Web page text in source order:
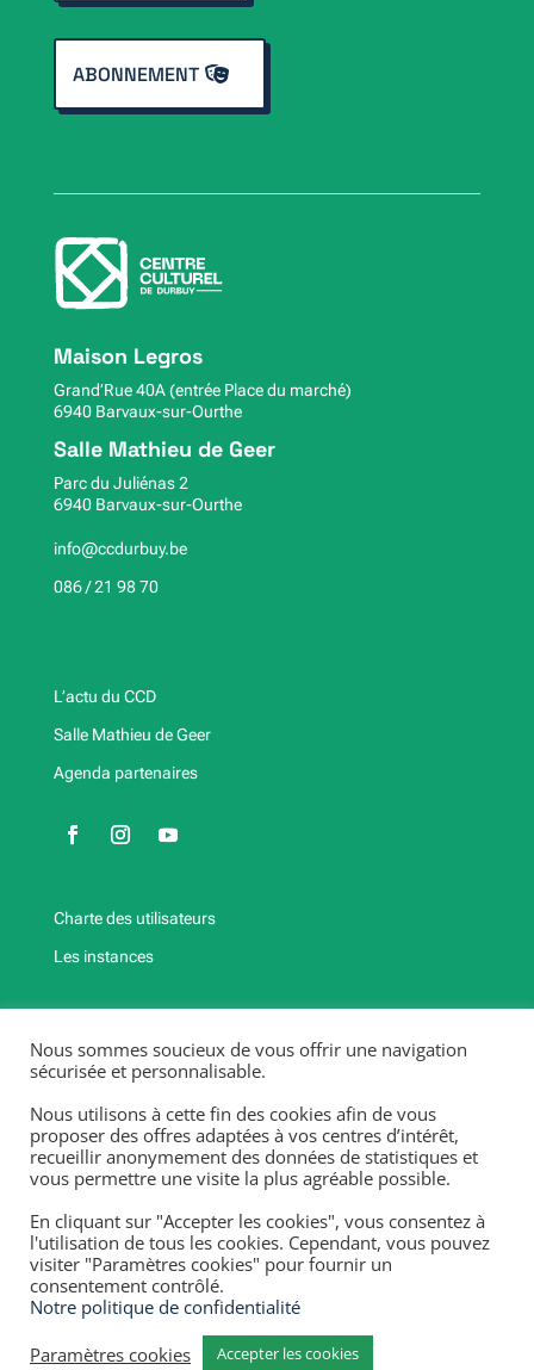
ABONNEMENT
Maison Legros
Grand’Rue 40A (entrée Place du marché)
6940 Barvaux-sur-Ourthe
Salle Mathieu de Geer
Parc du Juliénas 2
6940 Barvaux-sur-Ourthe
info@ccdurbuy.be
086 / 21 98 70
L’actu du CCD
Salle Mathieu de Geer
Agenda partenaires
Charte des utilisateurs
Les instances
Fermetures exceptionnelles et jours fériés
2025-2026
au 3/05/26,
du 18/07/26 au 13 /08/26.
Fermetures exceptionnelles et jours fériés 2025-2026 :
lundi 10/11/25, mardi 11/11/25, lundi 06/04/26, vendredi
01/05/26, jeudi 14/05/26 & lundi 25/05/26.
légales
Nous sommes soucieux de vous offrir une navigation
sécurisée et personnalisable.
Nous utilisons à cette fin des cookies afin de vous
proposer des offres adaptées à vos centres d’intérêt,
recueillir anonymement des données de statistiques et
vous permettre une visite la plus agréable possible.
En cliquant sur "Accepter les cookies", vous consentez à
l'utilisation de tous les cookies. Cependant, vous pouvez
visiter "Paramètres cookies" pour fournir un
consentement contrôlé.
Notre politique de confidentialité
Paramètres cookies
Accepter les cookies